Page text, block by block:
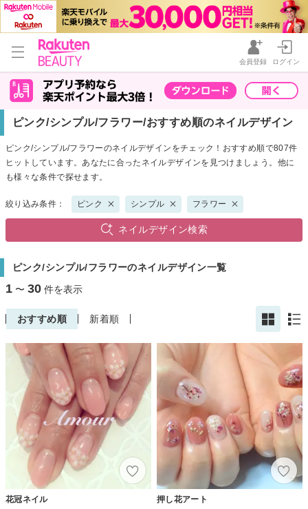
会員登録 ログイン
ピンク/シンプル/フラワー/おすすめ順のネイルデザイン
ピンク/シンプル/フラワーのネイルデザインをチェック！おすすめ順で807件
ヒットしています。あなたに合ったネイルデザインを見つけましょう。他に
も様々な条件で探せます。
絞り込み条件： ピンク シンプル フラワー
ネイルデザイン検索
ピンク/シンプル/フラワーのネイルデザイン一覧
1 〜 30 件を表示
おすすめ順 新着順
花冠ネイル 押し花アート